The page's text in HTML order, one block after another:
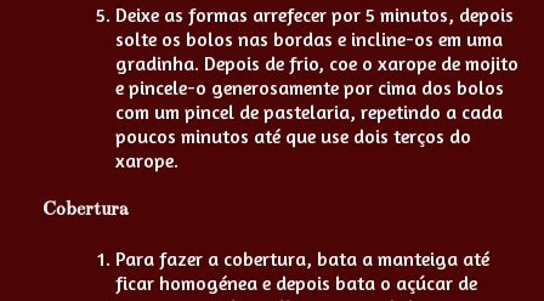
Deixe as formas arrefecer por 5 minutos, depois
solte os bolos nas bordas e incline-os em uma
gradinha. Depois de frio, coe o xarope de mojito
e pincele-o generosamente por cima dos bolos
com um pincel de pastelaria, repetindo a cada
poucos minutos até que use dois terços do
xarope.
Cobertura
Para fazer a cobertura, bata a manteiga até
ficar homogénea e depois bata o açúcar de